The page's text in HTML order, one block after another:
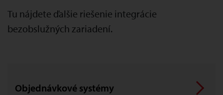
Tu nájdete ďalšie riešenie integrácie
bezobslužných zariadení.
Objednávkové systémy